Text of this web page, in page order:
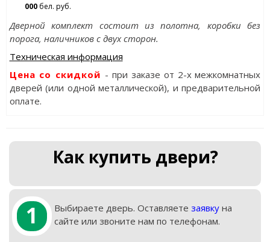
000бел. руб.
Дверной комплект состоит из полотна, коробки без
порога, наличников с двух сторон.
Техническая информация
Цена со скидкой - при заказе от 2-х межкомнатных
дверей (или одной металлической), и предварительной
оплате.
Как купить двери?
1 Выбираете дверь. Оставляете заявкуна
сайте или звоните нам по телефонам.